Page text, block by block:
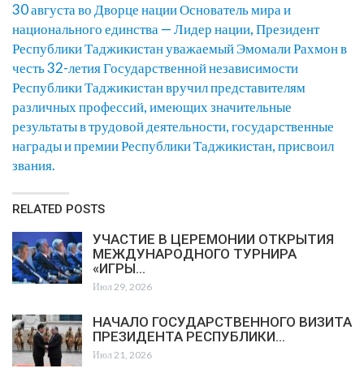
30 августа во Дворце нации Основатель мира и
национального единства — Лидер нации, Президент
Республики Таджикистан уважаемый Эмомали Рахмон в
честь 32-летия Государственной независимости
Республики Таджикистан вручил представителям
различных профессий, имеющих значительные
результаты в трудовой деятельности, государственные
награды и премии Республики Таджикистан, присвоил
звания.
RELATED POSTS
УЧАСТИЕ В ЦЕРЕМОНИИ ОТКРЫТИЯ
МЕЖДУНАРОДНОГО ТУРНИРА
«ИГРЫ…
Июл 29, 2026
НАЧАЛО ГОСУДАРСТВЕННОГО ВИЗИТА
ПРЕЗИДЕНТА РЕСПУБЛИКИ…
Июл 21, 2026